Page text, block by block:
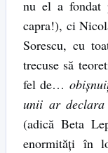
nu el a fondat
capra!), ci
Sorescu, cu
trecuse să
fel de…
unii ar
(adică Beta
enormități în